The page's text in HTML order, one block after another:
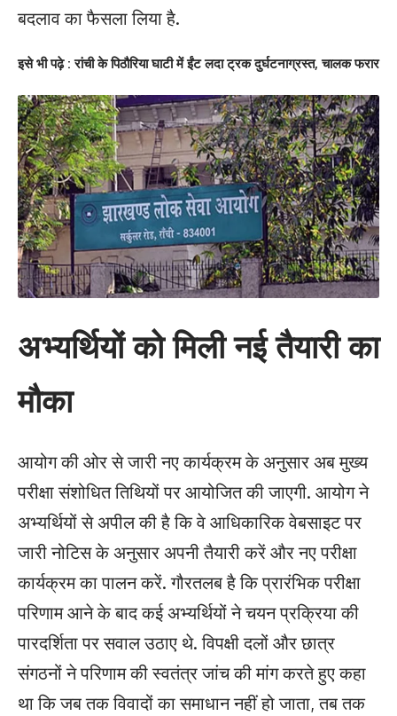
बदलाव का फैसला लिया है.
इसे भी पढ़े : रांची के पिठौरिया घाटी में ईंट लदा ट्रक दुर्घटनाग्रस्त, चालक फरार
अभ्यर्थियों को मिली नई तैयारी का
मौका
आयोग की ओर से जारी नए कार्यक्रम के अनुसार अब मुख्य
परीक्षा संशोधित तिथियों पर आयोजित की जाएगी. आयोग ने
अभ्यर्थियों से अपील की है कि वे आधिकारिक वेबसाइट पर
जारी नोटिस के अनुसार अपनी तैयारी करें और नए परीक्षा
कार्यक्रम का पालन करें. गौरतलब है कि प्रारंभिक परीक्षा
परिणाम आने के बाद कई अभ्यर्थियों ने चयन प्रक्रिया की
पारदर्शिता पर सवाल उठाए थे. विपक्षी दलों और छात्र
संगठनों ने परिणाम की स्वतंत्र जांच की मांग करते हुए कहा
था कि जब तक विवादों का समाधान नहीं हो जाता, तब तक